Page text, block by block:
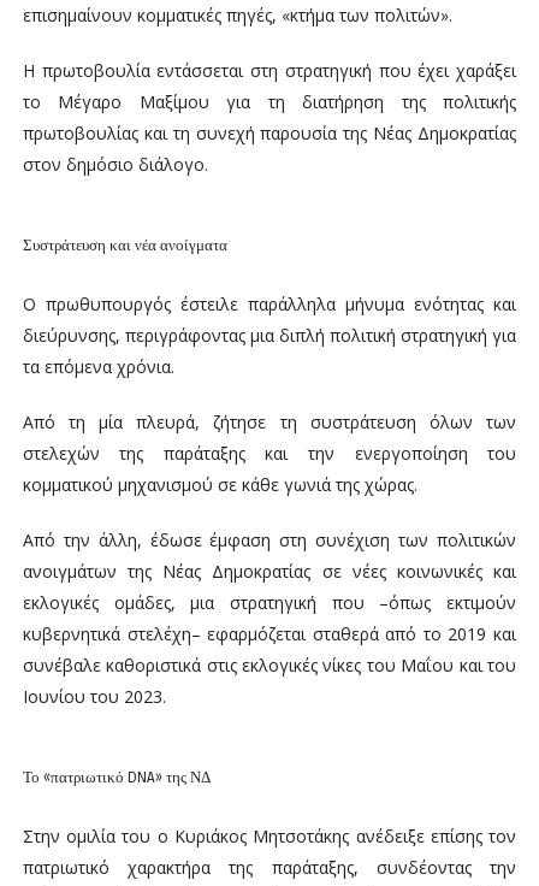
επισημαίνουν κομματικές πηγές, «κτήμα των πολιτών».
Η πρωτοβουλία εντάσσεται στη στρατηγική που έχει χαράξει
το Μέγαρο Μαξίμου για τη διατήρηση της πολιτικής
πρωτοβουλίας και τη συνεχή παρουσία της Νέας Δημοκρατίας
στον δημόσιο διάλογο.
Συστράτευση και νέα ανοίγματα
Ο πρωθυπουργός έστειλε παράλληλα μήνυμα ενότητας και
διεύρυνσης, περιγράφοντας μια διπλή πολιτική στρατηγική για
τα επόμενα χρόνια.
Από τη μία πλευρά, ζήτησε τη συστράτευση όλων των
στελεχών της παράταξης και την ενεργοποίηση του
κομματικού μηχανισμού σε κάθε γωνιά της χώρας.
Από την άλλη, έδωσε έμφαση στη συνέχιση των πολιτικών
ανοιγμάτων της Νέας Δημοκρατίας σε νέες κοινωνικές και
εκλογικές ομάδες, μια στρατηγική που –όπως εκτιμούν
κυβερνητικά στελέχη– εφαρμόζεται σταθερά από το 2019 και
συνέβαλε καθοριστικά στις εκλογικές νίκες του Μαΐου και του
Ιουνίου του 2023.
Το «πατριωτικό DNA» της ΝΔ
Στην ομιλία του ο Κυριάκος Μητσοτάκης ανέδειξε επίσης τον
πατριωτικό χαρακτήρα της παράταξης, συνδέοντας την